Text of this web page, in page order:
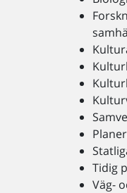
Tidig
Väg-